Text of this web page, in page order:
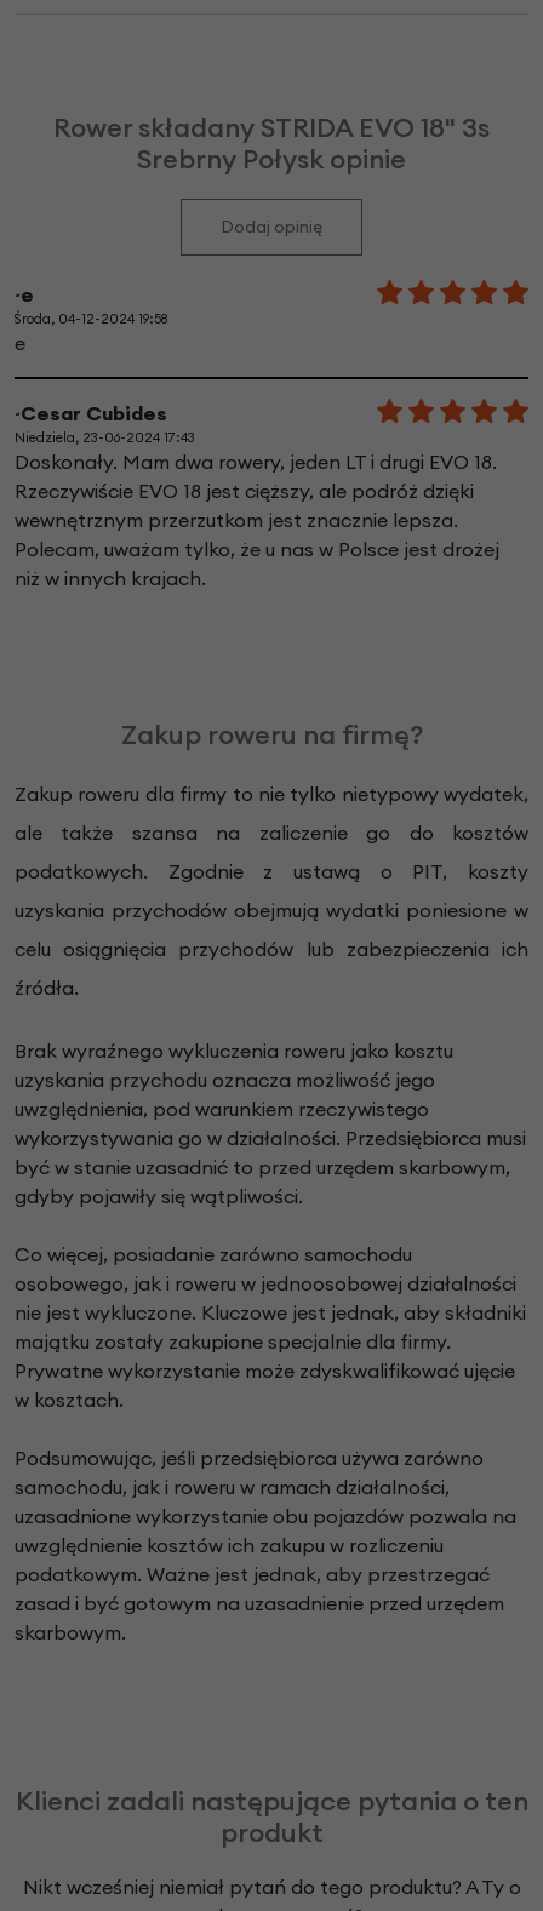
Rower składany STRIDA EVO 18" 3s
Srebrny Połysk opinie
Dodaj opinię
~e
Środa, 04-12-2024 19:58
e
~Cesar Cubides
Niedziela, 23-06-2024 17:43
Doskonały. Mam dwa rowery, jeden LT i drugi EVO 18.
Rzeczywiście EVO 18 jest cięższy, ale podróż dzięki
wewnętrznym przerzutkom jest znacznie lepsza.
Polecam, uważam tylko, że u nas w Polsce jest drożej
niż w innych krajach.
Zakup roweru na firmę?
Zakup roweru dla firmy to nie tylko nietypowy wydatek,
ale także szansa na zaliczenie go do kosztów
podatkowych. Zgodnie z ustawą o PIT, koszty
uzyskania przychodów obejmują wydatki poniesione w
celu osiągnięcia przychodów lub zabezpieczenia ich
źródła.
Brak wyraźnego wykluczenia roweru jako kosztu
uzyskania przychodu oznacza możliwość jego
uwzględnienia, pod warunkiem rzeczywistego
wykorzystywania go w działalności. Przedsiębiorca musi
być w stanie uzasadnić to przed urzędem skarbowym,
gdyby pojawiły się wątpliwości.
Co więcej, posiadanie zarówno samochodu
osobowego, jak i roweru w jednoosobowej działalności
nie jest wykluczone. Kluczowe jest jednak, aby składniki
majątku zostały zakupione specjalnie dla firmy.
Prywatne wykorzystanie może zdyskwalifikować ujęcie
w kosztach.
Podsumowując, jeśli przedsiębiorca używa zarówno
samochodu, jak i roweru w ramach działalności,
uzasadnione wykorzystanie obu pojazdów pozwala na
uwzględnienie kosztów ich zakupu w rozliczeniu
podatkowym. Ważne jest jednak, aby przestrzegać
zasad i być gotowym na uzasadnienie przed urzędem
skarbowym.
Klienci zadali następujące pytania o ten
produkt
Nikt wcześniej niemiał pytań do tego produktu? A Ty o